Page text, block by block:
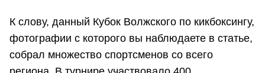
К слову, данный Кубок Волжского по кикбоксингу,
фотографии с которого вы наблюдаете в статье,
собрал множество спортсменов со всего